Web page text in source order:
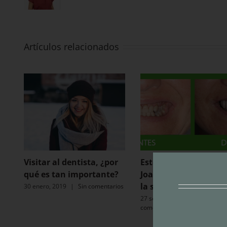
Artículos relacionados
Visitar al dentista, ¿por
qué es tan importante?
30 enero, 2019 | Sin comentarios
Estética dental en
Joan Despí:
la sonrisa de Eva
27 septiembre, 2018
comentarios